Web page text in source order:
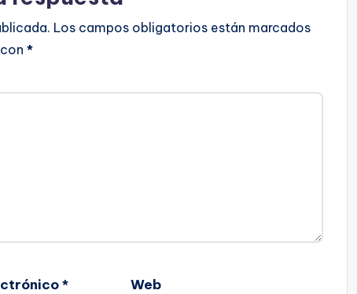
Los campos obligatorios están marcados
con*
* Web